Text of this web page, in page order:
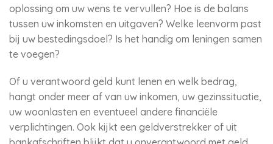
oplossing om uw wens te vervullen? Hoe is de balans
tussen uw inkomsten en uitgaven? Welke leenvorm past
bij uw bestedingsdoel? Is het handig om leningen samen
te voegen?
Of u verantwoord geld kunt lenen en welk bedrag,
hangt onder meer af van uw inkomen, uw gezinssituatie,
uw woonlasten en eventueel andere financiële
verplichtingen. Ook kijkt een geldverstrekker of uit